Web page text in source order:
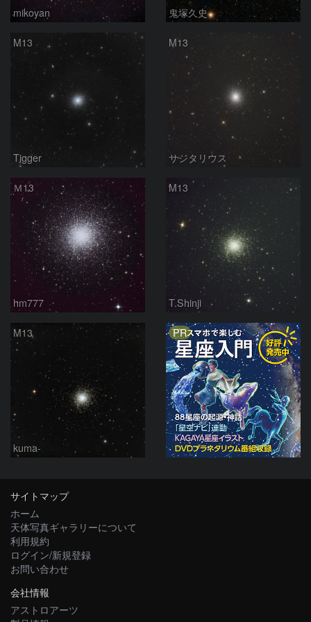
mikoyan 鬼塚久史
M13
Tigger
M13
サジタリウス
Ｍ13
hm777
M13
T.Shinji
M13
kuma-
PR
サイトマップ
ホーム
天体写真ギャラリーについて
利用規約
ログイン/新規登録
お問い合わせ
会社情報
アストロアーツ